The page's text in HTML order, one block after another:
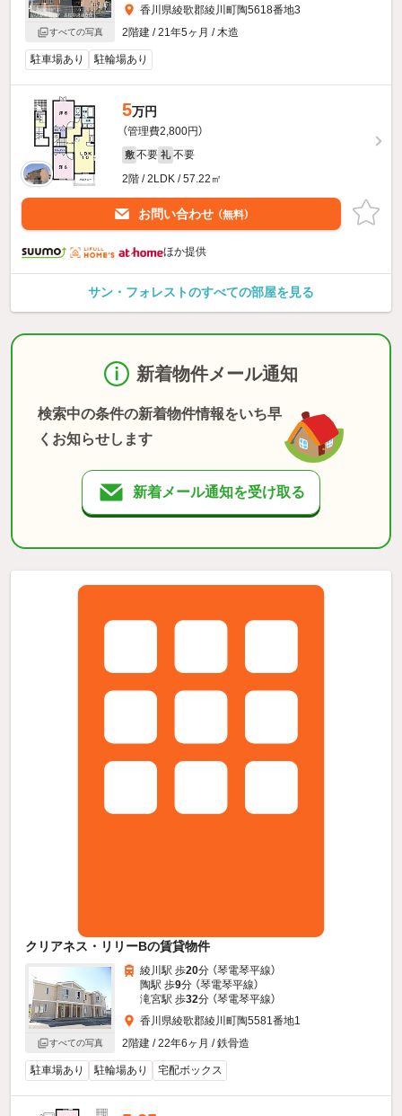
すべての写真
香川県綾歌郡綾川町陶5618番地3
2階建 / 21年5ヶ月 / 木造
駐車場あり 駐輪場あり
5万円
（管理費2,800円）
敷 不要 礼 不要
2階 / 2LDK / 57.22㎡
お問い合わせ （無料）
ほか提供
サン・フォレストのすべての部屋を見る
新着物件メール通知
検索中の条件の新着物件情報をいち早
くお知らせします
新着メール通知を受け取る
クリアネス・リリーBの賃貸物件
すべての写真
綾川駅 歩20分 （琴電琴平線）
陶駅 歩9分 （琴電琴平線）
滝宮駅 歩32分 （琴電琴平線）
香川県綾歌郡綾川町陶5581番地1
2階建 / 22年6ヶ月 / 鉄骨造
駐車場あり 駐輪場あり 宅配ボックス